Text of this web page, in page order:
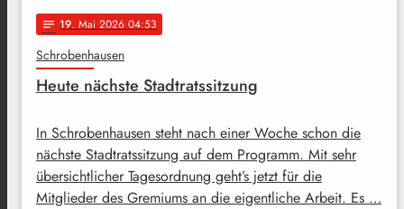
notes 19. Mai 2026 04:53
Schrobenhausen
Heute nächste Stadtratssitzung
In Schrobenhausen steht nach einer Woche schon die
nächste Stadtratssitzung auf dem Programm. Mit sehr
übersichtlicher Tagesordnung geht’s jetzt für die
Mitglieder des Gremiums an die eigentliche Arbeit. Es …